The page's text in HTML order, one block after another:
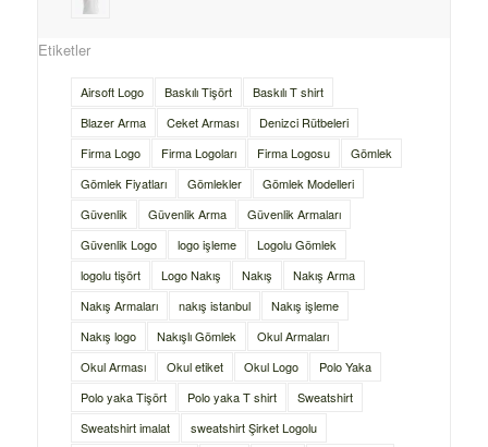
Etiketler
Airsoft Logo Baskılı Tişört
Baskılı T shirt
Blazer Arma
Ceket Arması
Denizci Rütbeleri
Firma Logo
Firma Logoları Firma Logosu
Gömlek
Gömlek Fiyatları
Gömlekler
Gömlek Modelleri
Güvenlik
Güvenlik Arma
Güvenlik Armaları
Güvenlik Logo
logo işleme
Logolu Gömlek
logolu tişört
Logo Nakış Nakış
Nakış Arma
Nakış Armaları
nakış istanbul
Nakış işleme
Nakış logo
Nakışlı Gömlek
Okul Armaları
Okul Arması
Okul etiket Okul Logo
Polo Yaka
Polo yaka Tişört
Polo yaka T shirt
Sweatshirt
Sweatshirt imalat
sweatshirt Şirket Logolu